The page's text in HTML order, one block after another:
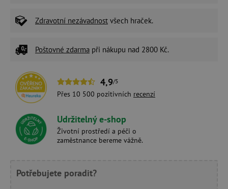
Zdravotní nezávadnost všech hraček.
Poštovné zdarma při nákupu nad 2800 Kč.
4,9/5
Přes 10 500 pozitivních recenzí
Udržitelný e-shop
Životní prostředí a péči o
zaměstnance bereme vážně.
Potřebujete poradit?